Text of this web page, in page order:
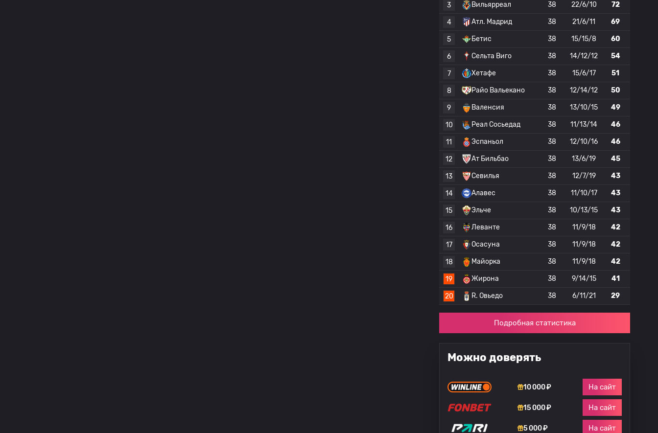
3 Вильярреал 38 22/6/10 72
4 Атл. Мадрид 38 21/6/11 69
5 Бетис 38 15/15/8 60
6 Сельта Виго 38 14/12/12 54
7 Хетафе 38 15/6/17 51
8 Райо Вальекано 38 12/14/12 50
9 Валенсия 38 13/10/15 49
10 Реал Сосьедад 38 11/13/14 46
11 Эспаньол 38 12/10/16 46
12 Ат Бильбао 38 13/6/19 45
13 Севилья 38 12/7/19 43
14 Алавес 38 11/10/17 43
15 Эльче 38 10/13/15 43
16 Леванте 38 11/9/18 42
17 Осасуна 38 11/9/18 42
18 Майорка 38 11/9/18 42
19 Жирона 38 9/14/15 41
20 R. Овьедо 38 6/11/21 29
Подробная статистика
Можно доверять
10 000 ₽ На сайт
15 000 ₽ На сайт
5 000 ₽ На сайт